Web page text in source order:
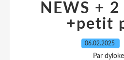
NEWS +
+petit
06.02.2025
Par dyloke